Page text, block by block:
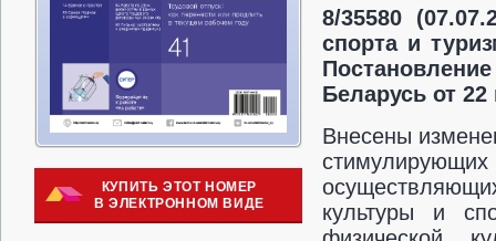
КУПИТЬ ЭТОТ НОМЕР
В ЭЛЕКТРОННОМ ВИДЕ
8/35580
спорта и
Беларусь от
Внесены
культуры и